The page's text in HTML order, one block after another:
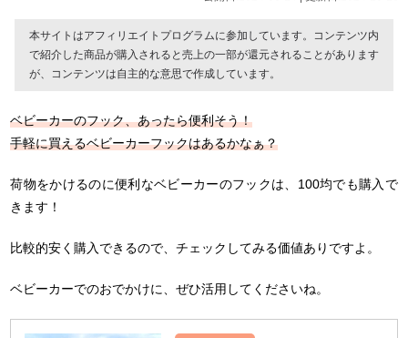
本サイトはアフィリエイトプログラムに参加しています。コンテンツ内
で紹介した商品が購入されると売上の一部が還元されることがあります
が、コンテンツは自主的な意思で作成しています。
ベビーカーのフック、あったら便利そう！
手軽に買えるベビーカーフックはあるかなぁ？
荷物をかけるのに便利なベビーカーのフックは、100均でも購入で
きます！
比較的安く購入できるので、チェックしてみる価値ありですよ。
ベビーカーでのおでかけに、ぜひ活用してくださいね。